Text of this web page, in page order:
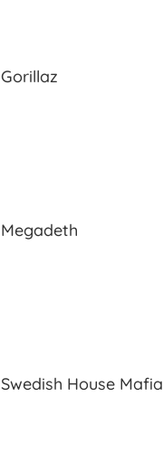
Gorillaz
Megadeth
Swedish House Mafia